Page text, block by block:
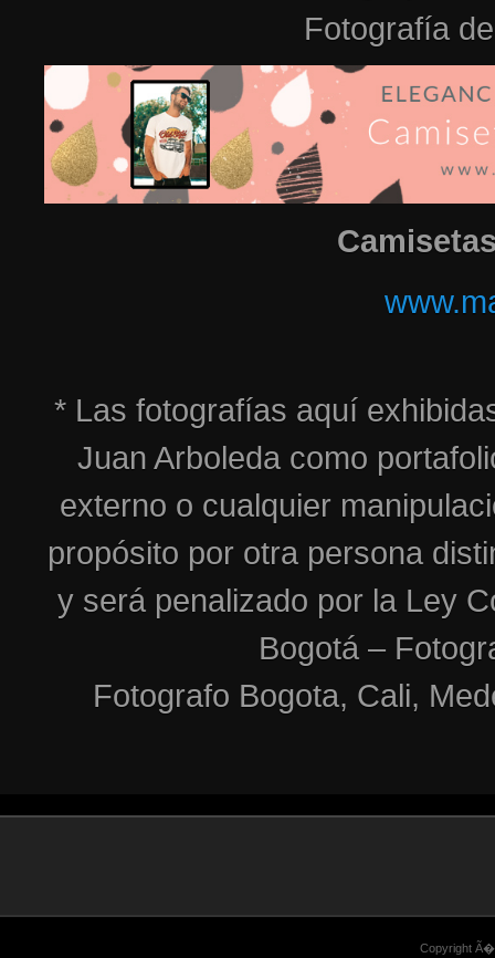
Fotografía
* Las fotografías aquí
Juan Arboleda como
externo o cualquier
propósito por otra persona
y será penalizado por la Ley
Bogotá –
Fotografo Bogota, Cali,
Copyright